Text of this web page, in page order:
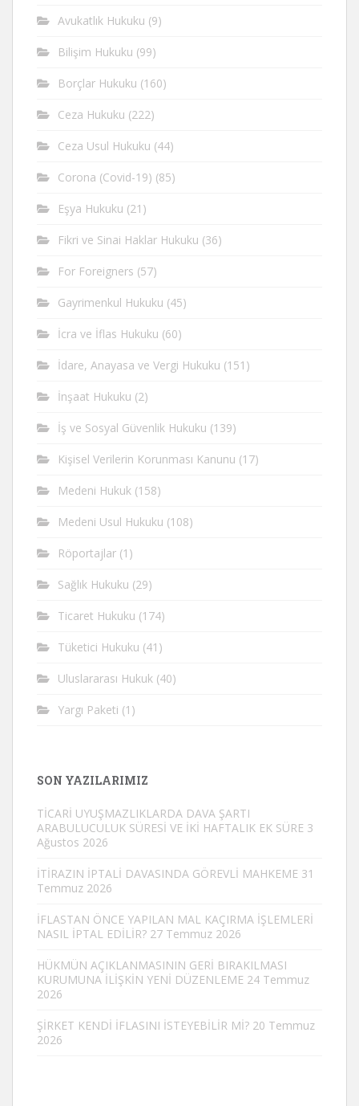
Avukatlık Hukuku (9)
Bilişim Hukuku (99)
Borçlar Hukuku (160)
Ceza Hukuku (222)
Ceza Usul Hukuku (44)
Corona (Covid-19) (85)
Eşya Hukuku (21)
Fikri ve Sinai Haklar Hukuku (36)
For Foreigners (57)
Gayrimenkul Hukuku (45)
İcra ve İflas Hukuku (60)
İdare, Anayasa ve Vergi Hukuku (151)
İnşaat Hukuku (2)
İş ve Sosyal Güvenlik Hukuku (139)
Kişisel Verilerin Korunması Kanunu (17)
Medeni Hukuk (158)
Medeni Usul Hukuku (108)
Röportajlar (1)
Sağlık Hukuku (29)
Ticaret Hukuku (174)
Tüketici Hukuku (41)
Uluslararası Hukuk (40)
Yargı Paketi (1)
SON YAZILARIMIZ
TİCARİ UYUŞMAZLIKLARDA DAVA ŞARTI
ARABULUCULUK SÜRESİ VE İKİ HAFTALIK EK SÜRE 3
Ağustos 2026
İTİRAZIN İPTALİ DAVASINDA GÖREVLİ MAHKEME 31
Temmuz 2026
İFLASTAN ÖNCE YAPILAN MAL KAÇIRMA İŞLEMLERİ
NASIL İPTAL EDİLİR? 27 Temmuz 2026
HÜKMÜN AÇIKLANMASININ GERİ BIRAKILMASI
KURUMUNA İLİŞKİN YENİ DÜZENLEME 24 Temmuz
2026
ŞİRKET KENDİ İFLASINI İSTEYEBİLİR Mİ? 20 Temmuz
2026